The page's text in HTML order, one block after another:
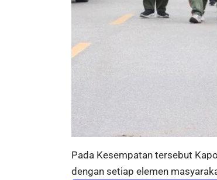
Pada Kesempatan tersebut
dengan setiap elemen